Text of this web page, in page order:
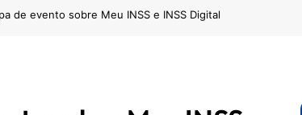
ANFIP Nacional participa de
de evento sobre Meu INSS e INSS Digital